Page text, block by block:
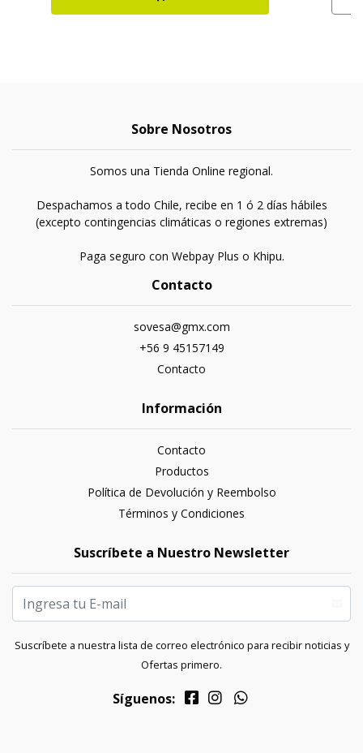
Sobre Nosotros
Somos una Tienda Online regional.
Despachamos a todo Chile, recibe en 1 ó 2 días hábiles
(excepto contingencias climáticas o regiones extremas)
Paga seguro con Webpay Plus o Khipu.
Contacto
sovesa@gmx.com
+56 9 45157149
Contacto
Información
Contacto
Productos
Política de Devolución y Reembolso
Términos y Condiciones
Suscríbete a Nuestro Newsletter
Suscríbete a nuestra lista de correo electrónico para recibir noticias y
Ofertas primero.
Síguenos: